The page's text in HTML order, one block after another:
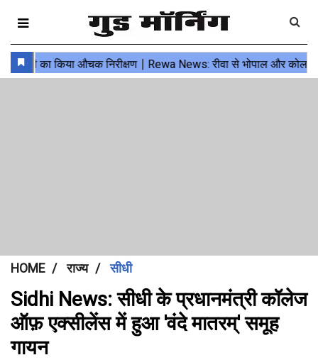
HOME राज्य सीधी
Sidhi News: सीधी के प्रधानमंत्री कॉलेज
ऑफ़ एक्सीलेंस में हुआ 'वंदे मातरम्' समूह
गायन